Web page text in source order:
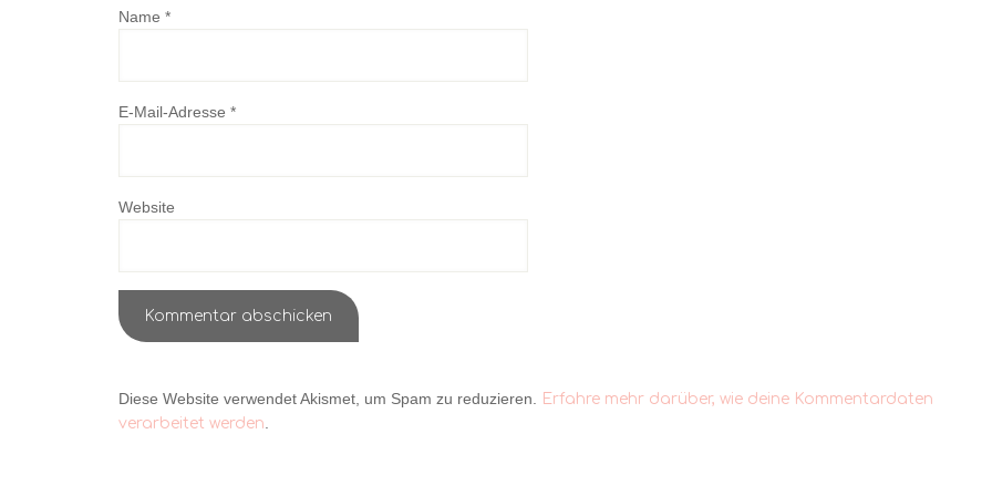
Name *
E-Mail-Adresse *
Website
Diese Website verwendet Akismet, um Spam zu reduzieren.
Erfahre mehr darüber, wie deine Kommentardaten
verarbeitet werden